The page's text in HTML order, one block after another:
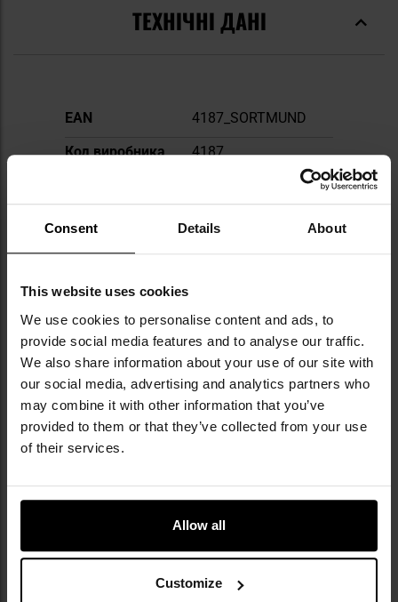
Consent Details About
This website uses cookies
We use cookies to personalise content and ads, to
provide social media features and to analyse our traffic.
We also share information about your use of our site with
our social media, advertising and analytics partners who
may combine it with other information that you’ve
provided to them or that they’ve collected from your use
of their services.
Allow all
Customize
ТЕХНІЧНІ ДАНІ
Докладніше
EAN
4187_SORTMUND
Код виробника
4187
ВІДГУКИ
ВАРТО ДОКУПИТИ
ПІДІБРАНІ ДЛЯ ВАС
ЗАКІНЧЕННЯ ТОВАРУ